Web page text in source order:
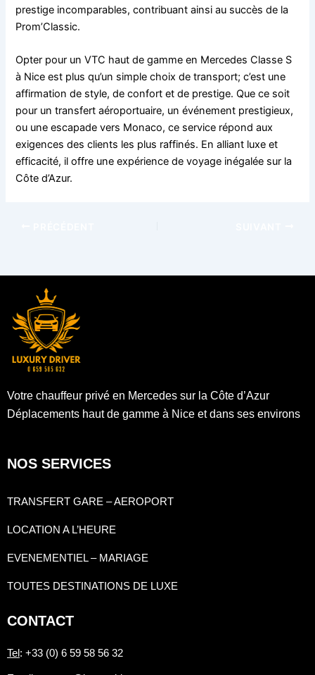
prestige incomparables, contribuant ainsi au succès de la
Prom’Classic.
Opter pour un VTC haut de gamme en Mercedes Classe S
à Nice est plus qu’un simple choix de transport; c’est une
affirmation de style, de confort et de prestige. Que ce soit
pour un transfert aéroportuaire, un événement prestigieux,
ou une escapade vers Monaco, ce service répond aux
exigences des clients les plus raffinés. En alliant luxe et
efficacité, il offre une expérience de voyage inégalée sur la
Côte d’Azur.
Votre chauffeur privé en Mercedes sur la Côte d’Azur
Déplacements haut de gamme à Nice et dans ses environs
NOS SERVICES
TRANSFERT GARE – AEROPORT
LOCATION A L’HEURE
EVENEMENTIEL – MARIAGE
TOUTES DESTINATIONS DE LUXE
CONTACT
Tel : +33 (0) 6 59 58 56 32